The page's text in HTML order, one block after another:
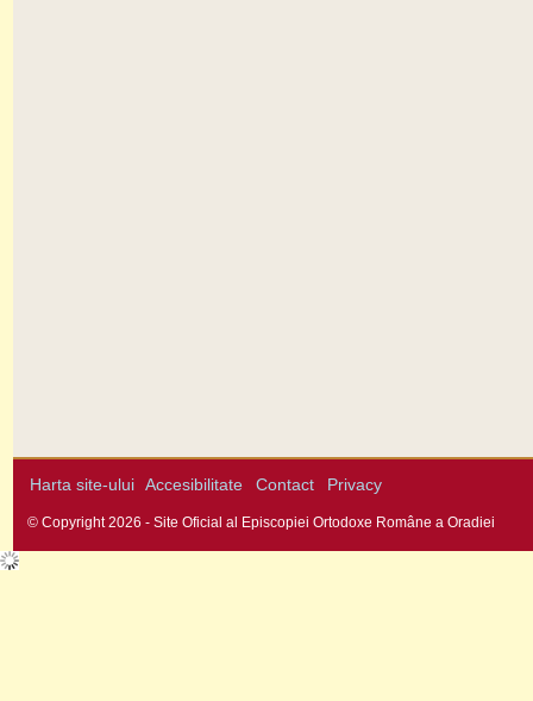
Harta site-ului Accesibilitate Contact Privacy
© Copyright 2026 - Site Oficial al Episcopiei Ortodoxe Române a Oradiei